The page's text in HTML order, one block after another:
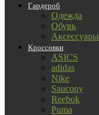
Гардероб
Одежда
Обувь
Аксессуары
Кроссовки
ASICS
adidas
Nike
Saucony
Reebok
Puma